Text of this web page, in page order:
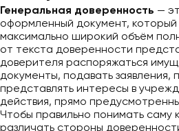
Генеральная доверенность —
оформленный документ,
максимально широкий объём
от текста доверенности
доверителя распоряжаться
документы, подавать заявления,
представлять интересы в
действия, прямо
Чтобы правильно понимать саму
различать стороны